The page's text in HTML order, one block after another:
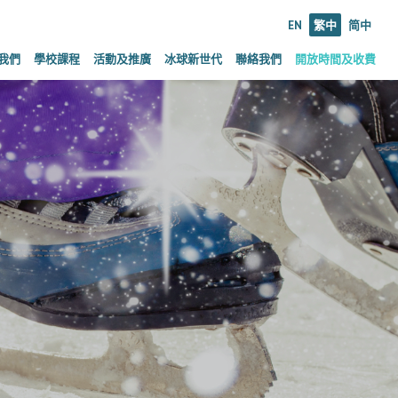
EN 繁中 简中
們 學校課程 活動及推廣 冰球新世代 聯絡我們 開放時間及收費